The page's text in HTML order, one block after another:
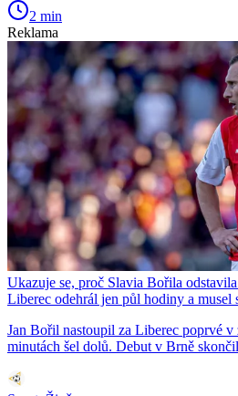
2 min
Reklama
Ukazuje se, proč Slavia Bořila
Liberec odehrál jen půl hodiny a musel
Jan Bořil nastoupil za Liberec poprvé v
minutách šel dolů. Debut v Brně